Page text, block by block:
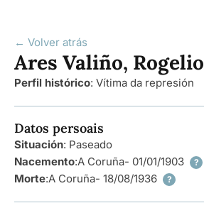
← Volver atrás
Ares Valiño, Rogelio
Perfil histórico: Vítima da represión
Datos persoais
Situación: Paseado
Nacemento:A Coruña- 01/01/1903 ?
Morte:A Coruña- 18/08/1936 ?